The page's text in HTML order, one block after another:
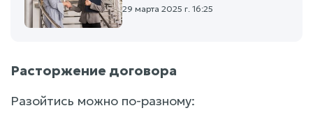
29 марта 2025 г. 16:25
Расторжение договора
Разойтись можно по-разному: